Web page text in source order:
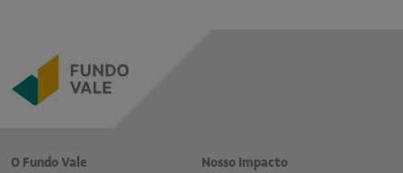
O Fundo Vale
Nosso Impacto